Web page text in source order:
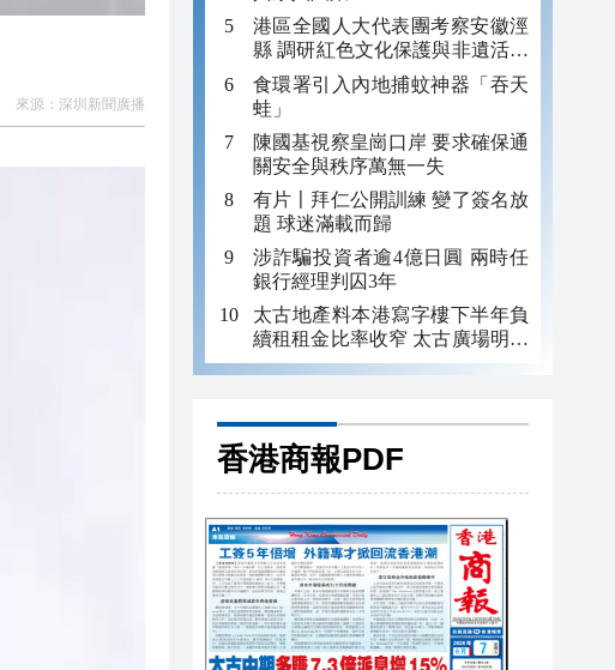
來源： 深圳新聞廣播
港區全國人大代表團考察安徽涇
縣 調研紅色文化保護與非遺活態
傳承
食環署引入內地捕蚊神器「吞天
蛙」
陳國基視察皇崗口岸 要求確保通
關安全與秩序萬無一失
有片〡拜仁公開訓練 變了簽名放
題 球迷滿載而歸
涉詐騙投資者逾4億日圓 兩時任
銀行經理判囚3年
太古地產料本港寫字樓下半年負
續租租金比率收窄 太古廣場明年
轉正
香港商報PDF